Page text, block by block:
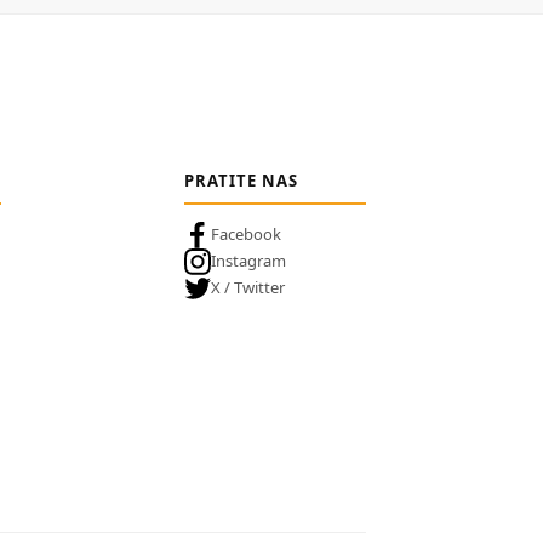
PRATITE NAS
Facebook
Instagram
X / Twitter